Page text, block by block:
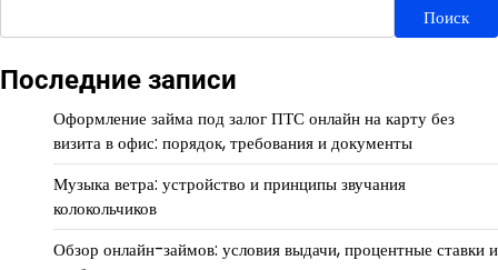
Поиск
Последние записи
Оформление займа под залог ПТС онлайн на карту без
визита в офис: порядок, требования и документы
Музыка ветра: устройство и принципы звучания
колокольчиков
Обзор онлайн-займов: условия выдачи, процентные ставки и